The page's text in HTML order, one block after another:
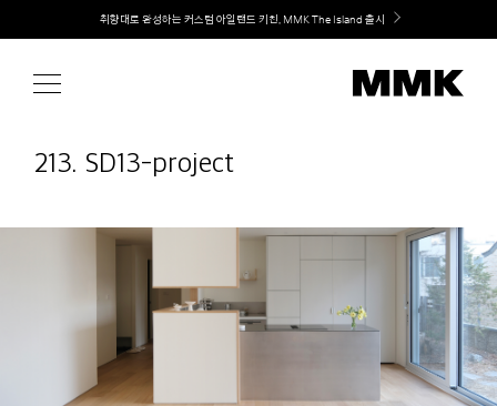
content
Welcome! 신규 회원가입 시 MMK Shop Coupon (총 60만원) 지급
213. SD13-project